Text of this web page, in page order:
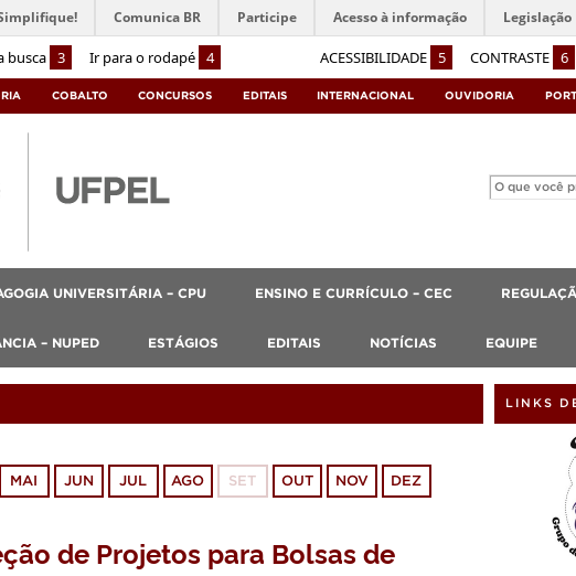
busca 3 Ir para o rodapé 4 ACESSIBILIDADE 5 CONTRASTE 6
Comunica BR Participe Acesso à informação Legislação
COBALTO CONCURSOS EDITAIS INTERNACIONAL OUVIDORIA
UNIVERSITÁRIA – CPU ENSINO E CURRÍCULO – CEC
– NUPED ESTÁGIOS EDITAIS NOTÍCIAS EQUIPE
MAI JUN JUL AGO SET OUT NOV DEZ
de Projetos para Bolsas de
LINKS